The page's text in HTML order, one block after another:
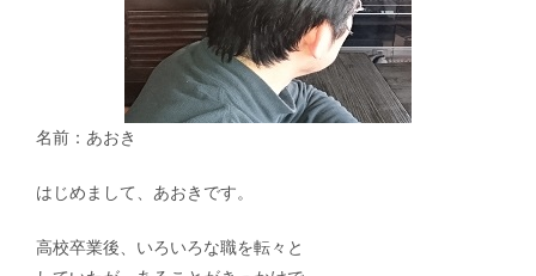
名前：あおき
はじめまして、あおきです。
高校卒業後、いろいろな職を転々と